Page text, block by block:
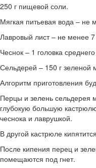
250 г пищевой соли.
Мягкая питьевая вода – не
Лавровый лист – не менее
Чеснок – 1 головка
Сельдерей – 150 г зеленой
Алгоритм приготовления
Перцы и зелень сельдерея
глубокую большую
чеснока и лаврушкой.
В другой кастрюле
После кипения перец и
помещаются под гнет.